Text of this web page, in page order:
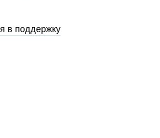
в поддержку